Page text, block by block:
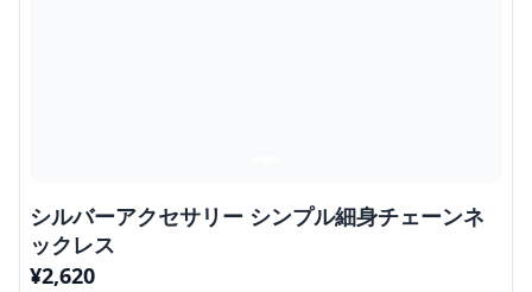
シルバーアクセサリー シンプル細身チェーンネ
ックレス
¥2,620